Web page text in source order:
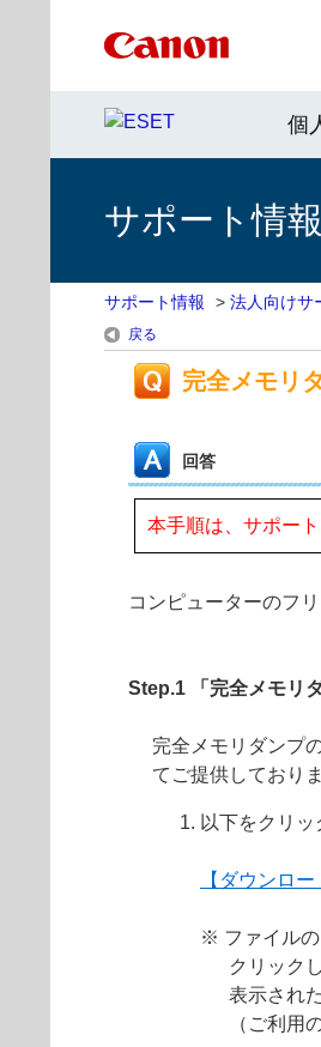
個
サポート情
サポート情報 > 法人向けサ
戻る
完全メモリ
回答
本手順は、サポー
コンピューターのフ
Step.1 「完全メモリ
完全メモリダンプ
てご提供しており
以下をクリ
【ダウンロ
※ ファイルの
クリック
表示され
（ご利用